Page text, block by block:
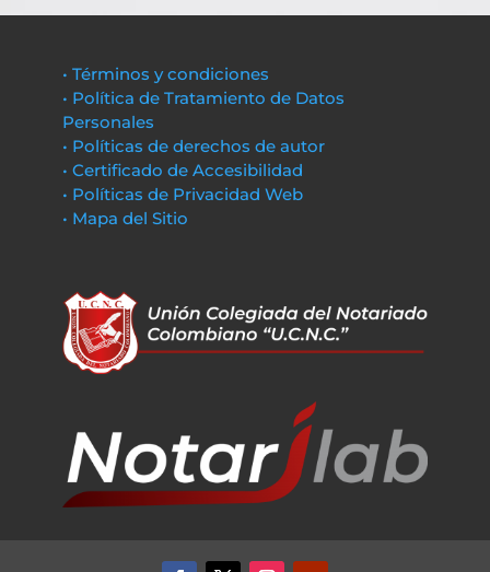
• Términos y condiciones
• Política de Tratamiento de Datos
Personales
• Políticas de derechos de autor
• Certificado de Accesibilidad
• Políticas de Privacidad Web
• Mapa del Sitio